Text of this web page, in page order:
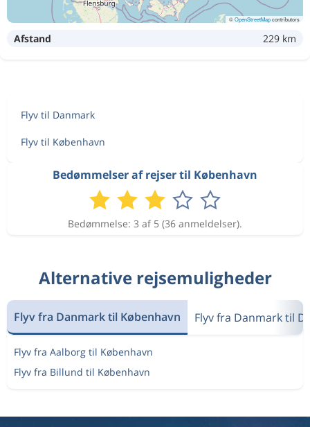
KøbenhavnAalborg
Aug 18
Sep 8 Aalborg
AalborgKøbenhavn
København Aalborg
1 157 kr
Aug 18 AalborgKøbenhavn
Sep 1 KøbenhavnAalborg
1 157 kr
©OpenStreetMapcontributors
Afstand 229 km
Flyv til Danmark
Flyv til København
Bedømmelser af rejser til København
Bedømmelse: 3 af 5 (36 anmeldelser).
Alternative rejsemuligheder
Flyv fra Danmark til København Flyv fra Danmark til
Flyv fra Aalborg til København
Flyv fra Billund til København